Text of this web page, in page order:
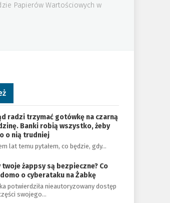
Papierów Wartościowych w
radzi trzymać gotówkę na czarną
Banki robią wszystko, żeby
o nią trudniej
lat temu pytałem, co będzie, gdy…
twoje żappsy są bezpieczne? Co
o cyberataku na Żabkę
potwierdziła nieautoryzowany dostęp
swojego…